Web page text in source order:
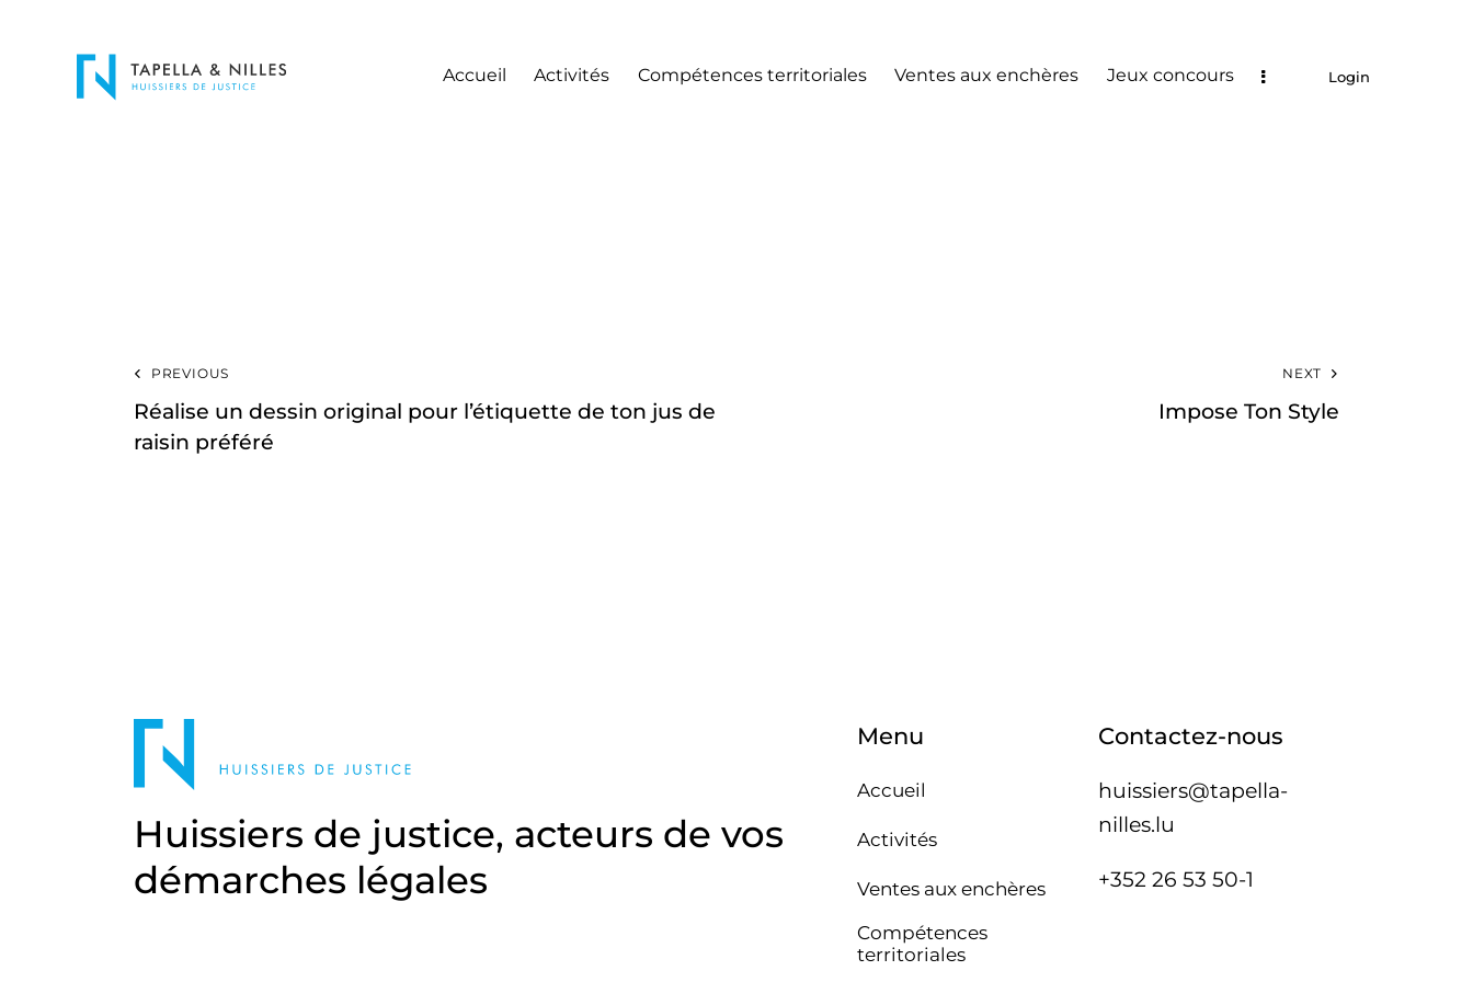
Accueil Activités Compétences territoriales Ventes aux enchères Jeux concours Login
PREVIOUS
Réalise un dessin original pour l’étiquette de ton jus de
raisin préféré
NEXT
Impose Ton Style
Huissiers de justice, acteurs de vos
démarches légales
Menu
Accueil
Activités
Ventes aux enchères
Compétences
territoriales
Contactez-nous
huissiers@tapella-
nilles.lu
+352 26 53 50-1